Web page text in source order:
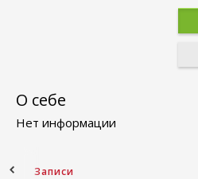
О себе
Нет информации
Записи